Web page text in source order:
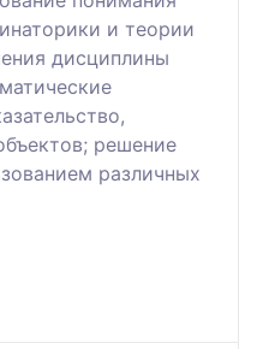
и теории
дисциплины
решение
различных